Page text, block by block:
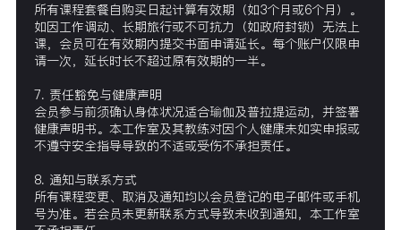
所有课程套餐自购买日起计算有效期（如3个月或6个月）。
如因工作调动、长期旅行或不可抗力（如政府封锁）无法上
课，会员可在有效期内提交书面申请延长。每个账户仅限申
请一次，延长时长不超过原有效期的一半。
7. 责任豁免与健康声明
会员参与前须确认身体状况适合瑜伽及普拉提运动，并签署
健康声明书。本工作室及其教练对因个人健康未如实申报或
不遵守安全指导导致的不适或受伤不承担责任。
8. 通知与联系方式
所有课程变更、取消及通知均以会员登记的电子邮件或手机
号为准。若会员未更新联系方式导致未收到通知，本工作室